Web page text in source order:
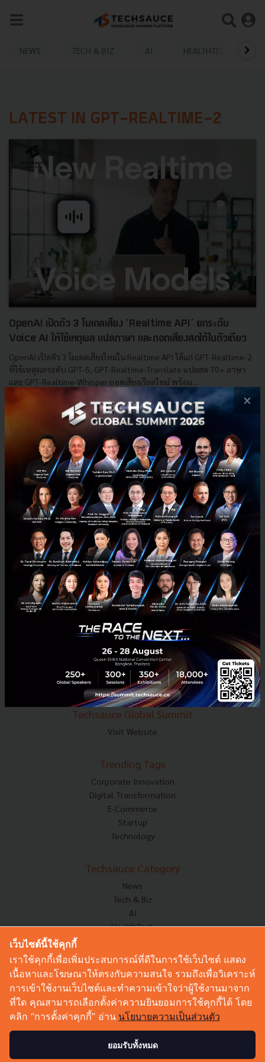
NEWS TECH & BIZ AI HEALTHTECH
LATEST IN GPT-REALTIME-2
OpenAI เปิดตัว 3 โมเดลเสียง ‘Realtime API’ ยกระดับ
Voice AI ให้ใช้เหตุผล แปลภาษา และถอดเสียงสดได้ในตัวเดียว
OpenAI เปิดตัว 3 โมเดลเสียงใหม่ใน Realtime API ได้แก่ GPT-Realtime-2
ที่ใช้เหตุผลระดับ GPT-5, GPT-Realtime-Translate แปลสด 70+ ภาษา
และ GPT-Realtime-Whisper ถอดเสียงเรียลไทม์ พร้อม...
| ByTechsauce Team
OpenAI Voice AI Voice Agent
E-mail :contact@techsauce.co
Tel : 02-001-5375
Mobile : 06-4658-9500
Techsauce Media
About Techsauce
Techsauce Services
Privacy Policy
ส่งบทความ
Techsauce Global Summit
Visit Website
Trending Tags
Corporate Innovation
Digital Transformation
E-Commerce
Startup
Technology
Techsauce Category
News
Tech & Biz
AI
HealthTech
Corp Innov
Saucy Thoughts
Sustainable
Videos
Podcast
×
เว็บไซต์นี้ใช้คุกกี้
เราใช้คุกกี้เพื่อเพิ่มประสบการณ์ที่ดีในการใช้เว็บไซต์ แสดง
เนื้อหาและโฆษณาให้ตรงกับความสนใจ รวมถึงเพื่อวิเคราะห์
การเข้าใช้งานเว็บไซต์และทำความเข้าใจว่าผู้ใช้งานมาจาก
ที่ใด คุณสามารถเลือกตั้งค่าความยินยอมการใช้คุกกี้ได้ โดย
คลิก “การตั้งค่าคุกกี้” อ่าน นโยบายความเป็นส่วนตัว
ยอมรับทั้งหมด